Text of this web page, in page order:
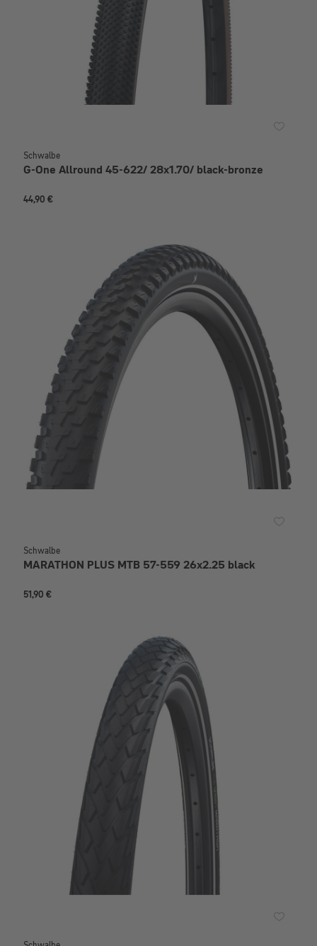
Schwalbe
G-One Allround 45-622/ 28x1.70/ black-bronze
44,90 €
Schwalbe
MARATHON PLUS MTB 57-559 26x2.25 black
51,90 €